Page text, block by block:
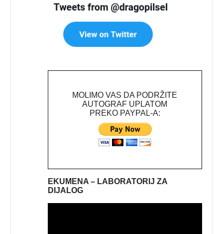
MOLIMO VAS DA PODRŽITE
AUTOGRAF UPLATOM
PREKO PAYPAL-A:
EKUMENA – LABORATORIJ ZA
DIJALOG